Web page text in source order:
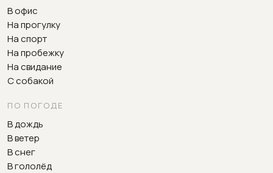
В офис
На прогулку
На спорт
На пробежку
На свидание
С собакой
ПО ПОГОДЕ
В дождь
В ветер
В снег
В гололёд